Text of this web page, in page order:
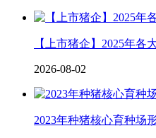
【上市猪企】2025年各
2026-08-02
2023年种猪核心育种场